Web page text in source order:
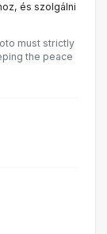
és szolgálni
must strictly
the peace